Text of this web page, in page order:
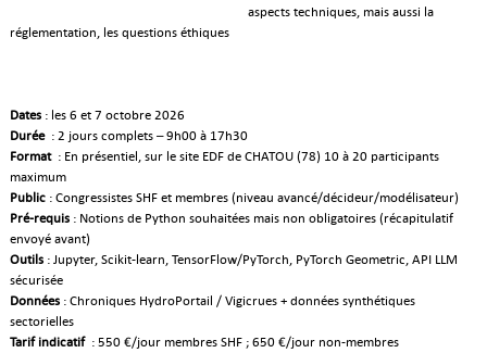
aspects techniques, mais aussi la
réglementation, les questions éthiques
Dates: les 6 et 7 octobre 2026
Durée : 2 jours complets – 9h00 à 17h30
Format : En présentiel, sur le site EDF de CHATOU (78) 10 à 20 participants
maximum
Public: Congressistes SHF et membres (niveau avancé/décideur/modélisateur)
Pré-requis: Notions de Python souhaitées mais non obligatoires (récapitulatif
envoyé avant)
Outils : Jupyter, Scikit-learn, TensorFlow/PyTorch, PyTorch Geometric, API LLM
sécurisée
Données : Chroniques HydroPortail / Vigicrues + données synthétiques
sectorielles
Tarif indicatif: 550 €/jour membres SHF ; 650 €/jour non-membres